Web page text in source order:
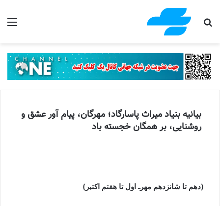
جستجو برای
بیانیه بنیاد میراث پاسارگاد؛ مهرگان، پیام آور عشق و
روشنایی، بر همگان خجسته باد
(دهم تا شانزدهم مهرـ اول تا هفتم اکتبر)